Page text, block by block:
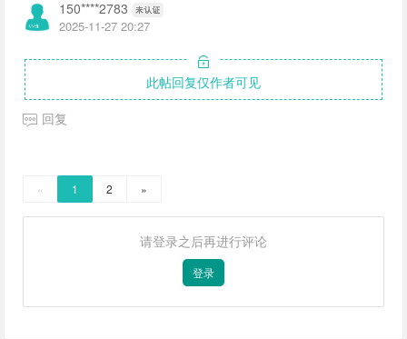
150****2783
2025-11-27 20:27
此帖回复仅作者可见
回复
« 1 2 »
请登录之后再进行评论
登录